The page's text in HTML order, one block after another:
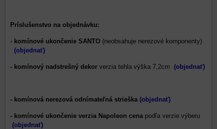
Príslušenstvo na objednávku:
- komínové ukončenie SANTO (neobsahuje nerezové komponenty)
(objednať)
- komínový nadstrešný dekor verzia tehla výška 7,2cm (objednať)
- komínová nerezová odnímateľná strieška (objednať)
- komínové ukončenie verzia Napoleon cena podľa verzie výberu
(objednať)